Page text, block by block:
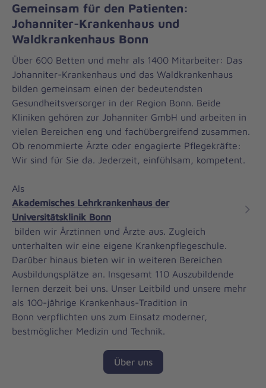
Gemeinsam für den Patienten:
Johanniter-Krankenhaus und
Waldkrankenhaus Bonn
Über 600 Betten und mehr als 1400 Mitarbeiter: Das
Johanniter-Krankenhaus und das Waldkrankenhaus
bilden gemeinsam einen der bedeutendsten
Gesundheitsversorger in der Region Bonn. Beide
Kliniken gehören zur Johanniter GmbH und arbeiten in
vielen Bereichen eng und fachübergreifend zusammen.
Ob renommierte Ärzte oder engagierte Pflegekräfte:
Wir sind für Sie da. Jederzeit, einfühlsam, kompetent.
Als
Akademisches Lehrkrankenhaus der
Universitätsklinik Bonn
bilden wir Ärztinnen und Ärzte aus. Zugleich
unterhalten wir eine eigene Krankenpflegeschule.
Darüber hinaus bieten wir in weiteren Bereichen
Ausbildungsplätze an. Insgesamt 110 Auszubildende
lernen derzeit bei uns. Unser Leitbild und unsere mehr
als 100-jährige Krankenhaus-Tradition in
Bonn verpflichten uns zum Einsatz moderner,
bestmöglicher Medizin und Technik.
Über uns